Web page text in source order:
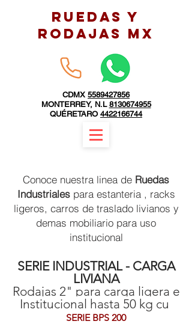
CDMX 5589427856
MONTERREY, N.L 8130674955
QUÉRETARO 4422166744
RUEDAS Y
RODAJAS MX
Conoce nuestra linea de Ruedas
Industrialespara estanteria , racks
ligeros, carros de traslado livianos y
demas mobiliario para uso
institucional
SERIE INDUSTRIAL - CARGA
LIVIANA
Rodajas 2" para carga ligera e
Institucional hasta 50 kg cu
SERIE BPS 200